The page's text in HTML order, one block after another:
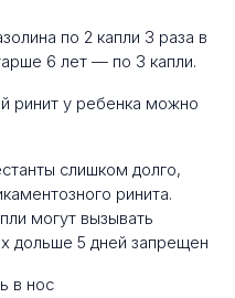
по 2 капли 3 раза в
6 лет — по 3 капли.
ринит у ребенка можно
могут вызывать
дольше 5 дней запрещен
в нос